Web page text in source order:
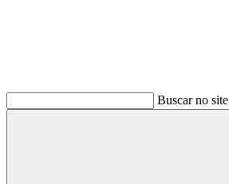
Buscar no site